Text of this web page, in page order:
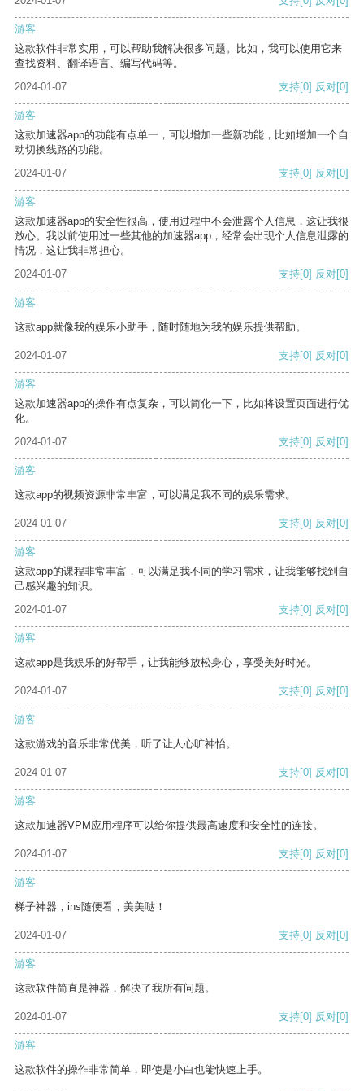
游客
这款软件非常实用，可以帮助我解决很多问题。比如，我可以使用它来
查找资料、翻译语言、编写代码等。
2024-01-07
支持[0] 反对[0]
游客
这款加速器app的功能有点单一，可以增加一些新功能，比如增加一个自
动切换线路的功能。
2024-01-07
支持[0] 反对[0]
游客
这款加速器app的安全性很高，使用过程中不会泄露个人信息，这让我很
放心。我以前使用过一些其他的加速器app，经常会出现个人信息泄露的
情况，这让我非常担心。
2024-01-07
支持[0] 反对[0]
游客
这款app就像我的娱乐小助手，随时随地为我的娱乐提供帮助。
2024-01-07 支持[0] 反对[0]
游客
这款加速器app的操作有点复杂，可以简化一下，比如将设置页面进行优
化。
2024-01-07
支持[0] 反对[0]
游客
这款app的视频资源非常丰富，可以满足我不同的娱乐需求。
2024-01-07 支持[0] 反对[0]
游客
这款app的课程非常丰富，可以满足我不同的学习需求，让我能够找到自
己感兴趣的知识。
2024-01-07
支持[0] 反对[0]
游客
这款app是我娱乐的好帮手，让我能够放松身心，享受美好时光。
2024-01-07 支持[0] 反对[0]
游客
这款游戏的音乐非常优美，听了让人心旷神怡。
2024-01-07 支持[0] 反对[0]
游客
这款加速器VPM应用程序可以给你提供最高速度和安全性的连接。
2024-01-07 支持[0] 反对[0]
游客
梯子神器，ins随便看，美美哒！
2024-01-07 支持[0] 反对[0]
游客
这款软件简直是神器，解决了我所有问题。
2024-01-07 支持[0] 反对[0]
游客
这款软件的操作非常简单，即使是小白也能快速上手。